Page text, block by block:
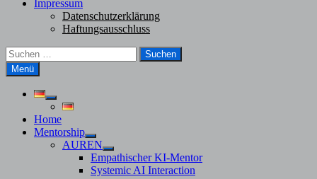
Impressum
Datenschutzerklärung
Haftungsausschluss
Suchen
nach:
Menü
Untermenü
anzeigen
Home
Mentorship
Untermenü
anzeigen
AUREN
Untermenü
anzeigen
Empathischer KI-Mentor
Systemic AI Interaction